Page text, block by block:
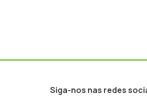
Siga-nos nas redes